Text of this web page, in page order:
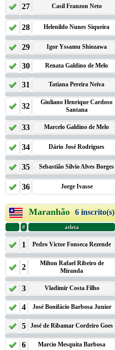
27 Casil Franzon Neto
28 Helenildo Nunes Siqueira
29 Igor Yssamu Shiozawa
30 Renata Galdino de Melo
31 Tatiana Pereira Neiva
32
Giuliano Henrique Cardoso
Santana
33 Marcelo Galdino de Melo
34 Dário José Rodrigues
35 Sebastião Silvio Alves Borges
36 Jorge Ivasse
Maranhão 6 inscrito(s)
# atleta
1 Pedro Victor Fonseca Rezende
2
Milton Rafael Ribeiro de
Miranda
3 Vladimir Costa Filho
4 José Bonifácio Barbosa Junior
5 José de Ribamar Cordeiro Goes
6 Marcio Mesquita Barbosa